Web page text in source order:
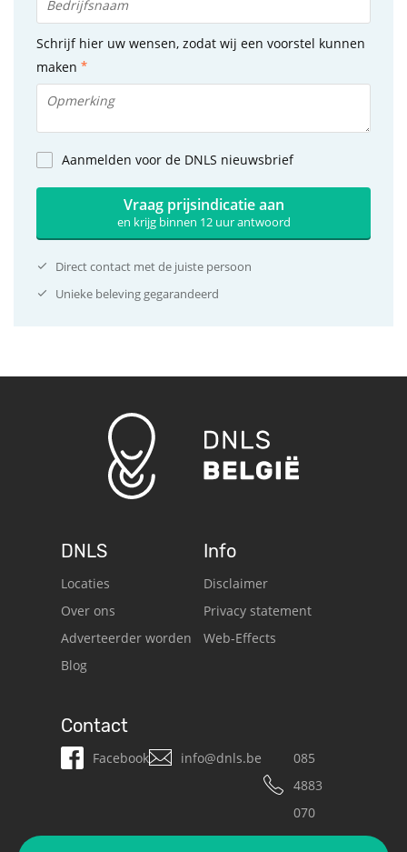
Schrijf hier uw wensen, zodat wij een voorstel kunnen
maken
Aanmelden voor de DNLS nieuwsbrief
Vraag prijsindicatie aan
en krijg binnen 12 uur antwoord
Direct contact met de juiste persoon
Unieke beleving gegarandeerd
DNLS
Locaties
Over ons
Adverteerder worden
Blog
Info
Disclaimer
Privacy statement
Web-Effects
Contact
Facebook info@dnls.be
085
4883
070